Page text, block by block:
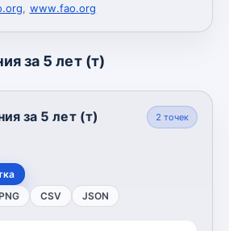
, www.fao.org
за 5 лет (т)
за 5 лет (т) 2 точек
CSV JSON